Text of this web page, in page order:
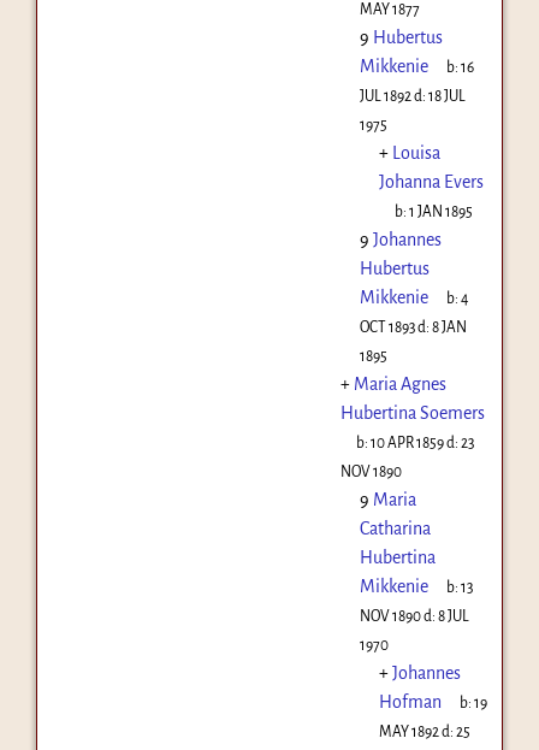
MAY 1877
9 Hubertus
Mikkenie
b:16
JUL 1892 d: 18 JUL
1975
+ Louisa
Johanna Evers
b:1 JAN 1895
9 Johannes
Hubertus
Mikkenie
b:4
OCT 1893d: 8 JAN
1895
+ Maria Agnes
Hubertina Soemers
b:10 APR 1859d:23
NOV 1890
9 Maria
Catharina
Hubertina
Mikkenie
b:13
NOV 1890d: 8 JUL
1970
+Johannes
Hofman
b:19
MAY 1892 d: 25